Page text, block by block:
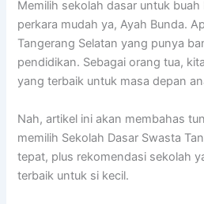
Memilih sekolah dasar untuk
perkara mudah ya, Ayah Bunda.
Tangerang Selatan yang punya
pendidikan. Sebagai orang tua,
yang terbaik untuk masa depan
Nah, artikel ini akan membahas
memilih Sekolah Dasar Swasta
tepat, plus rekomendasi sekolah
terbaik untuk si kecil.